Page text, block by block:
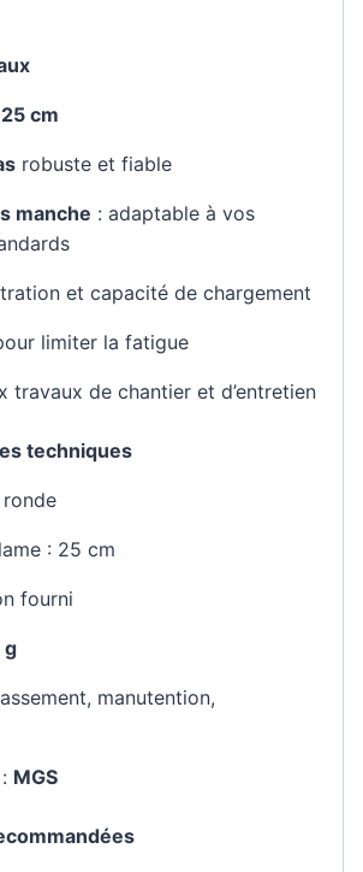
25 cm
robuste et fiable
manche : adaptable à vos
et capacité de chargement
limiter la fatigue
travaux de chantier et d’entretien
techniques
: 25 cm
fourni
g
manutention,
MGS